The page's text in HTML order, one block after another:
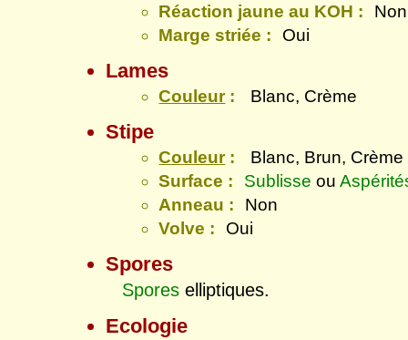
Réaction jaune au KOH :
Non
Marge striée :
Oui
Lames
Couleur: Blanc, Crème
Stipe
Couleur:
Blanc, Brun, Crème
Surface :
Sublisse ou
Anneau :
Non
Volve :
Oui
Spores
Spores elliptiques.
Ecologie